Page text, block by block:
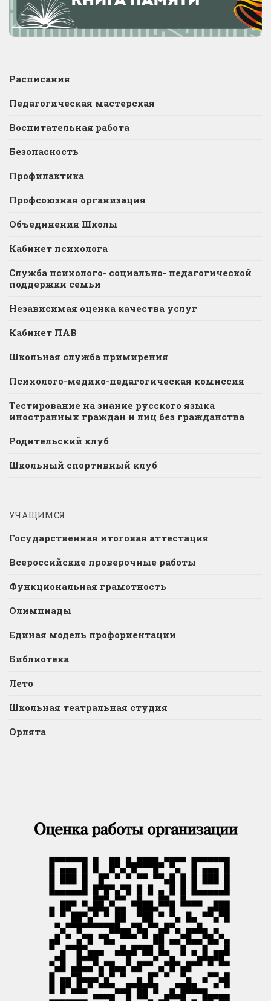
Расписания
Педагогическая мастерская
Воспитательная работа
Безопасность
Профилактика
Профсоюзная организация
Объединения Школы
Кабинет психолога
Служба психолого- социально- педагогической
поддержки семьи
Независимая оценка качества услуг
Кабинет ПАВ
Школьная служба примирения
Психолого-медико-педагогическая комиссия
Тестирование на знание русского языка
иностранных граждан и лиц без гражданства
Родительский клуб
Школьный спортивный клуб
УЧАЩИМСЯ
Государственная итоговая аттестация
Всероссийские проверочные работы
Функциональная грамотность
Олимпиады
Единая модель профориентации
Библиотека
Лето
Школьная театральная студия
Орлята